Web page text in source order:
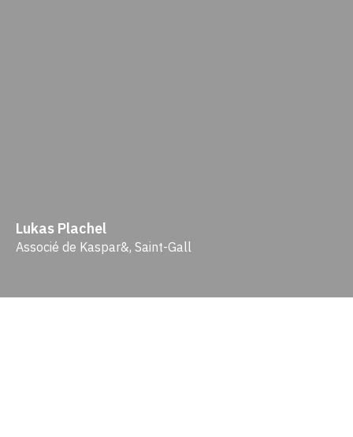
Lukas Plachel
Associé de Kaspar&, Saint-Gall